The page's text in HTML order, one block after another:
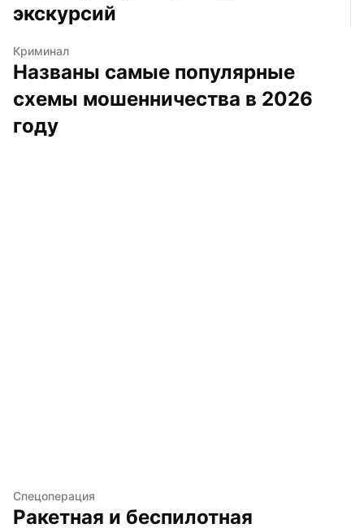
экскурсий
Криминал
Названы самые популярные
схемы мошенничества в 2026
году
Спецоперация
Ракетная и беспилотная